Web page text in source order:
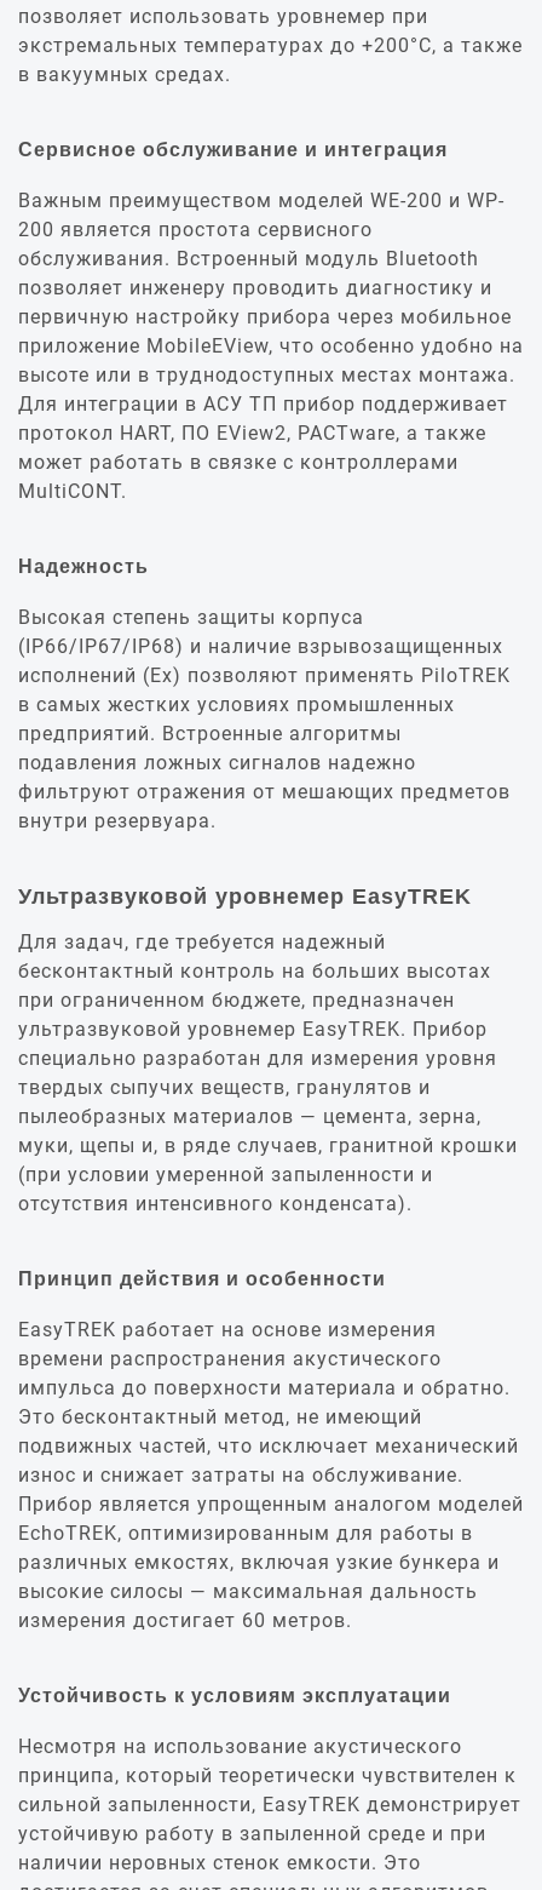
позволяет использовать уровнемер при
экстремальных температурах до +200°C, а также
в вакуумных средах.
Сервисное обслуживание и интеграция
Важным преимуществом моделей WE-200 и WP-
200 является простота сервисного
обслуживания. Встроенный модуль Bluetooth
позволяет инженеру проводить диагностику и
первичную настройку прибора через мобильное
приложение MobileEView, что особенно удобно на
высоте или в труднодоступных местах монтажа.
Для интеграции в АСУ ТП прибор поддерживает
протокол HART, ПО EView2, PACTware, а также
может работать в связке с контроллерами
MultiCONT.
Надежность
Высокая степень защиты корпуса
(IP66/IP67/IP68) и наличие взрывозащищенных
исполнений (Ex) позволяют применять PiloTREK
в самых жестких условиях промышленных
предприятий. Встроенные алгоритмы
подавления ложных сигналов надежно
фильтруют отражения от мешающих предметов
внутри резервуара.
Ультразвуковой уровнемер EasyTREK
Для задач, где требуется надежный
бесконтактный контроль на больших высотах
при ограниченном бюджете, предназначен
ультразвуковой уровнемер EasyTREK. Прибор
специально разработан для измерения уровня
твердых сыпучих веществ, гранулятов и
пылеобразных материалов — цемента, зерна,
муки, щепы и, в ряде случаев, гранитной крошки
(при условии умеренной запыленности и
отсутствия интенсивного конденсата).
Принцип действия и особенности
EasyTREK работает на основе измерения
времени распространения акустического
импульса до поверхности материала и обратно.
Это бесконтактный метод, не имеющий
подвижных частей, что исключает механический
износ и снижает затраты на обслуживание.
Прибор является упрощенным аналогом моделей
EchoTREK, оптимизированным для работы в
различных емкостях, включая узкие бункера и
высокие силосы — максимальная дальность
измерения достигает 60 метров.
Устойчивость к условиям эксплуатации
Несмотря на использование акустического
принципа, который теоретически чувствителен к
сильной запыленности, EasyTREK демонстрирует
устойчивую работу в запыленной среде и при
наличии неровных стенок емкости. Это